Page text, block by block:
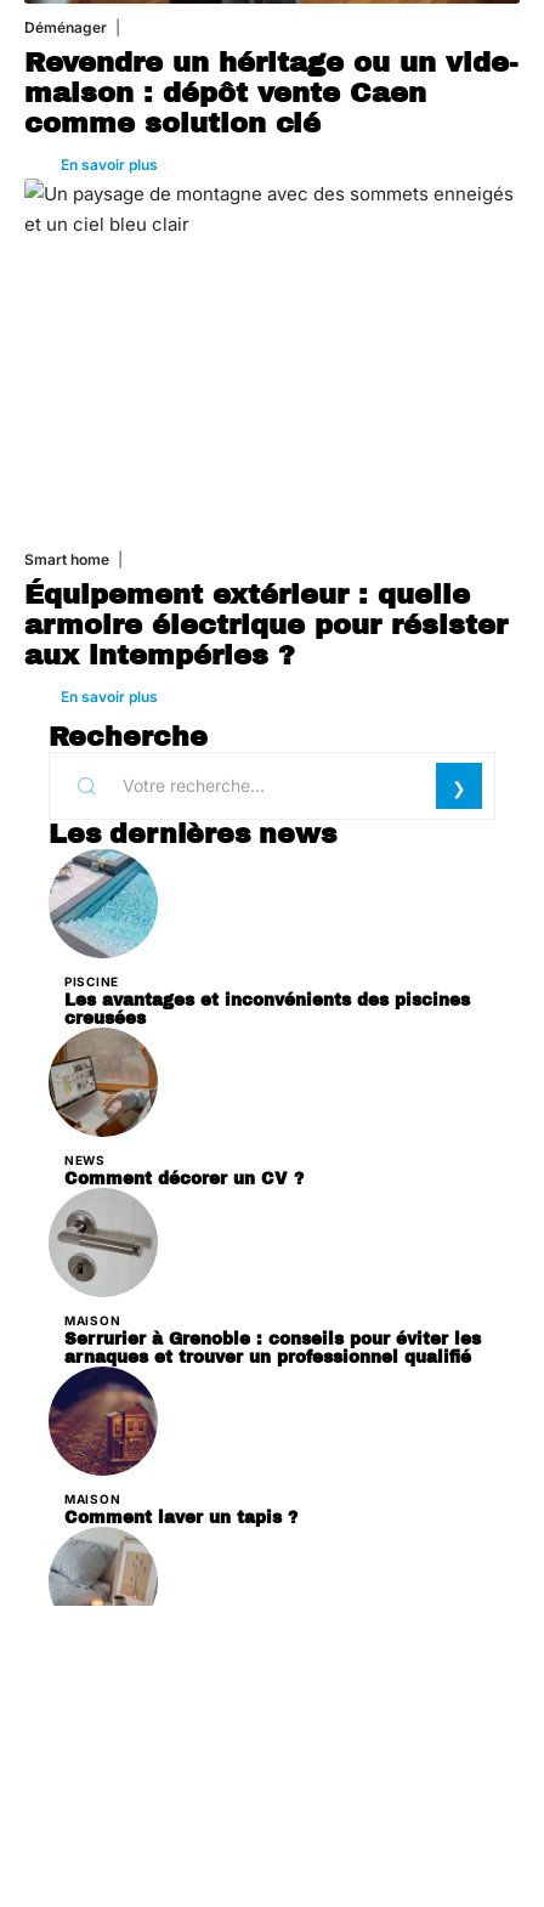
Déménager
Revendre un héritage ou un vide-
maison : dépôt vente Caen
comme solution clé
En savoir plus
Smart home
Équipement extérieur : quelle
armoire électrique pour résister
aux intempéries ?
En savoir plus
Recherche
Les dernières news
PISCINE
Les avantages et inconvénients des piscines
creusées
NEWS
Comment décorer un CV ?
MAISON
Serrurier à Grenoble : conseils pour éviter les
arnaques et trouver un professionnel qualifié
MAISON
Comment laver un tapis ?